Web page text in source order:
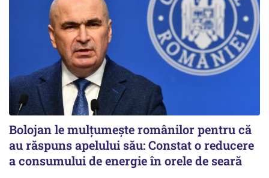
Bolojan le mulțumește românilor pentru că
au răspuns apelului său: Constat o reducere
a consumului de energie în orele de seară